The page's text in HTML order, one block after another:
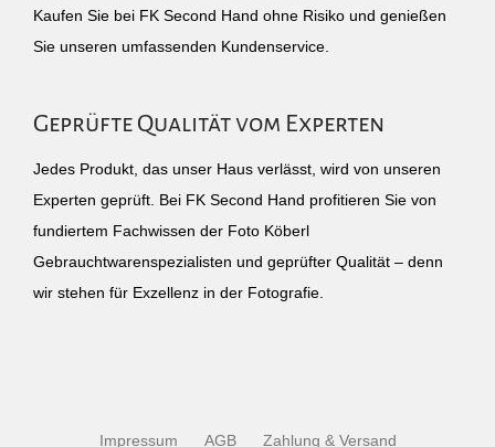
Kaufen Sie bei FK Second Hand ohne Risiko und genießen
Sie unseren umfassenden Kundenservice.
Geprüfte Qualität vom Experten
Jedes Produkt, das unser Haus verlässt, wird von unseren
Experten geprüft. Bei FK Second Hand profitieren Sie von
fundiertem Fachwissen der Foto Köberl
Gebrauchtwarenspezialisten und geprüfter Qualität – denn
wir stehen für Exzellenz in der Fotografie.
Impressum AGB Zahlung & Versand